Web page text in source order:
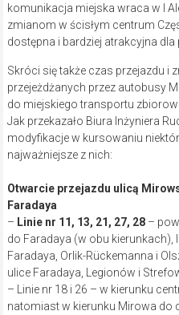
komunikacja miejska wraca w I
zmianom w ścisłym centrum
dostępna i bardziej atrakcyjna dla
Skróci się także czas przejazdu i
przejeżdżanych przez autobusy
do miejskiego transportu
Jak przekazało Biura Inżyniera
modyfikacje w kursowaniu
najważniejsze z nich:
Otwarcie przejazdu ulicą
Faradaya
– Linie nr 11, 13, 21, 27, 28 –
do Faradaya (w obu kierunkach),
Faradaya, Orlik-Rückemanna i
ulice Faradaya, Legionów i
– Linie nr 18 i 26 – w kierunku
natomiast w kierunku Mirowa do